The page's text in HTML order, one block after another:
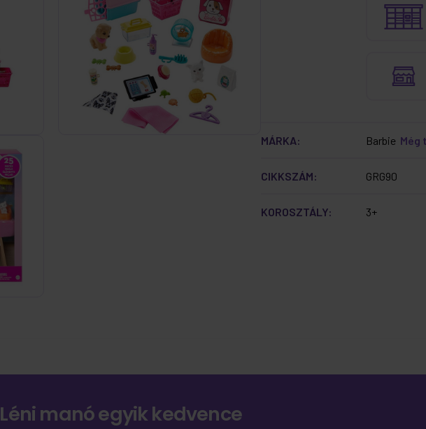
MÁRKA: Barbie Még
CIKKSZÁM: GRG90
KOROSZTÁLY: 3+
Léni manó egyik kedvence